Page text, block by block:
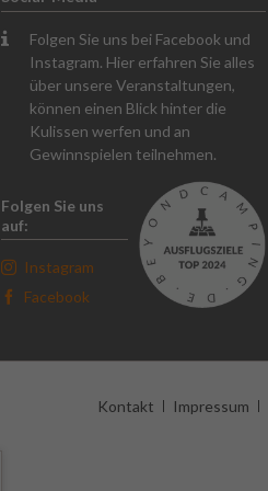
Folgen Sie uns bei Facebook und
Instagram. Hier erfahren Sie alles
über unsere Veranstaltungen,
können einen Blick hinter die
Kulissen werfen und an
Gewinnspielen teilnehmen.
Folgen Sie uns
auf:
Instagram
Facebook
Navigation
Kontakt Impressum